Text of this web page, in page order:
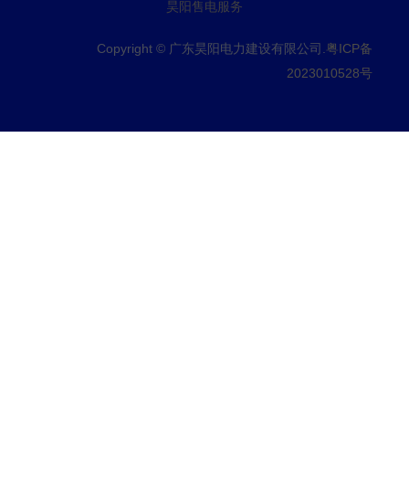
昊阳售电服务
Copyright © 广东昊阳电力建设有限公司. 粤ICP备
2023010528号